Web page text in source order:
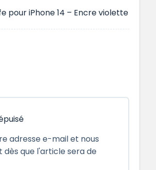
pour iPhone 14 – Encre violette
adresse e-mail et nous
que l'article sera de